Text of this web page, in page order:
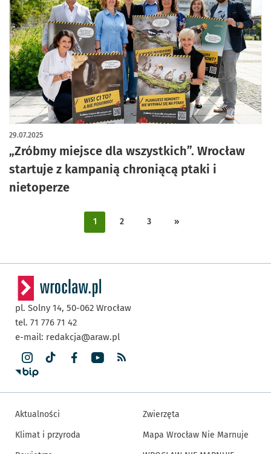
„Zróbmy miejsce dla wszystkich”. Wrocław
startuje z kampanią chroniącą ptaki i
nietoperze
29.07.2025
artykuł z galerią zdjęć
1 2 3 »
pl. Solny 14, 50-062 Wrocław
tel. 71 776 71 42
e-mail: redakcja@araw.pl
Aktualności
Klimat i przyroda
Zwierzęta
Mapa Wrocław Nie Marnuje